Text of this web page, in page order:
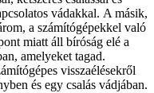
vádakkal. A másik,
a számítógépekkel való
miatt áll bíróság elé a
amelyeket tagad.
visszaélésekről
és egy csalás vádjában.